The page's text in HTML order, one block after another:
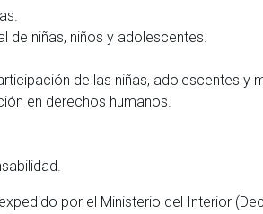
de niñas, niños y adolescentes.
de las niñas, adolescentes y
en derechos humanos.
por el Ministerio del Interior